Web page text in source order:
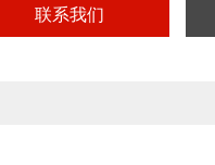
联系我们